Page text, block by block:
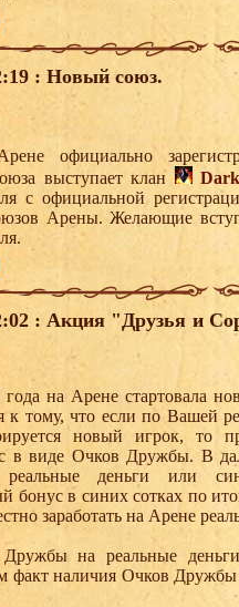
: Новый союз.
официально
выступает клан
с официальной
Арены. Желающие
: Акция "Друзья и
на Арене стартовала
к тому, что если по Вашей
новый игрок,
в виде Очков Дружбы. В
деньги или
бонус в синих сотках по
заработать на Арене
на реальные деньги
факт наличия Очков Дружбы